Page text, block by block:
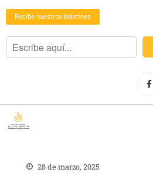
Recibe nuestros boletines
28 de marzo, 2025